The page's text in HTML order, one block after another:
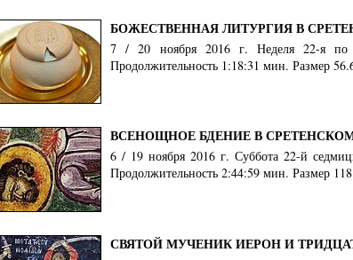
БОЖЕСТВЕННАЯ ЛИТУРГИЯ В
7 / 20 ноября 2016 г. Неделя 22-я по
Продолжительность 1:18:31 мин. Размер
ВСЕНОЩНОЕ БДЕНИЕ В
6 / 19 ноября 2016 г. Суббота 22-й
Продолжительность 2:44:59 мин. Размер
СВЯТОЙ МУЧЕНИК ИЕРОН И